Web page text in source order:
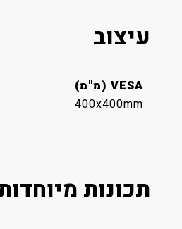
עיצוב
VESA (מ"מ)
400x400mm
תכונות